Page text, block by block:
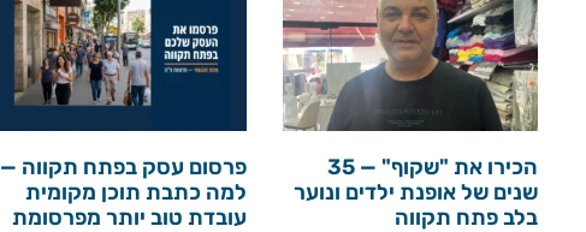
הכירו את "שקוף" — 35
שנים של אופנת ילדים ונוער
בלב פתח תקווה
פרסום עסק בפתח תקווה —
למה כתבת תוכן מקומית
עובדת טוב יותר מפרסומת